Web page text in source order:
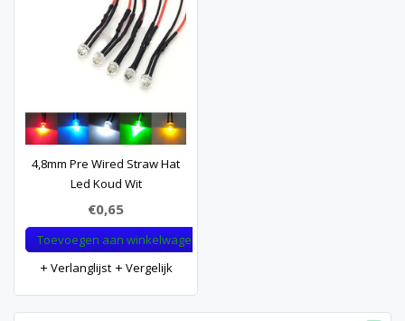
4,8mm Pre Wired Straw Hat
Led Koud Wit
€0,65
Toevoegen aan winkelwagen
Verlanglijst
Vergelijk